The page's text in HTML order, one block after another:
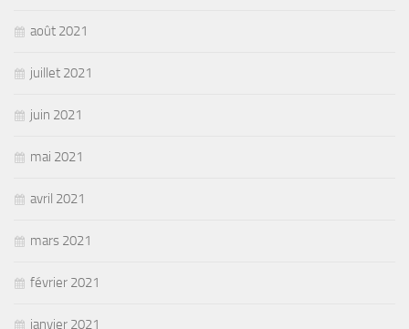
août 2021
juillet 2021
juin 2021
mai 2021
avril 2021
mars 2021
février 2021
janvier 2021